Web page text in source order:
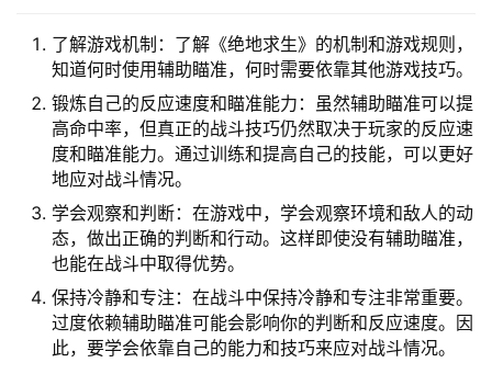
了解游戏机制：了解《绝地求生》的机制和游戏规则，
知道何时使用辅助瞄准，何时需要依靠其他游戏技巧。
锻炼自己的反应速度和瞄准能力：虽然辅助瞄准可以提
高命中率，但真正的战斗技巧仍然取决于玩家的反应速
度和瞄准能力。通过训练和提高自己的技能，可以更好
地应对战斗情况。
学会观察和判断：在游戏中，学会观察环境和敌人的动
态，做出正确的判断和行动。这样即使没有辅助瞄准，
也能在战斗中取得优势。
保持冷静和专注：在战斗中保持冷静和专注非常重要。
过度依赖辅助瞄准可能会影响你的判断和反应速度。因
此，要学会依靠自己的能力和技巧来应对战斗情况。